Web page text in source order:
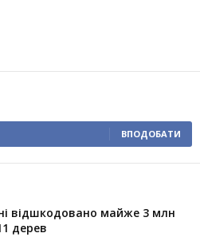
ВПОДОБАТИ
відшкодовано майже 3 млн
дерев